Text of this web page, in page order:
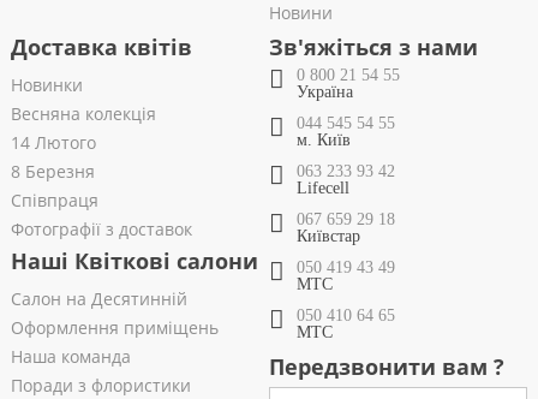
Новини
Доставка квітів
Новинки
Весняна колекція
14 Лютого
8 Березня
Співпраця
Фотографії з доставок
Наші Квіткові салони
Салон на Десятинній
Оформлення приміщень
Наша команда
Поради з флористики
Зв'яжіться з нами
0 800 21 54 55
Україна
044 545 54 55
м. Київ
063 233 93 42
Lifecell
067 659 29 18
Київстар
050 419 43 49
МТС
050 410 64 65
МТС
Передзвонити вам ?